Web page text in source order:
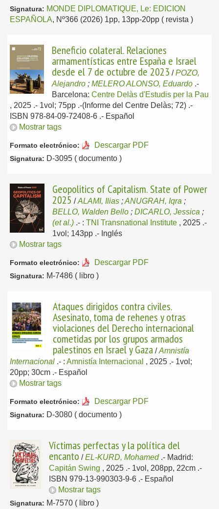
Signatura: MONDE DIPLOMATIQUE, Le: EDICION
ESPAÑOLA, Nº366 (2026) 1pp, 13pp-20pp ( revista )
Beneficio colateral. Relaciones
armamentísticas entre España e Israel
desde el 7 de octubre de 2023 /POZO,
Alejandro ; MELERO ALONSO, Eduardo .-
Barcelona: Centre Delàs d'Estudis per la Pau
, 2025 .- 1vol; 75pp .-(Informe del Centre Delàs; 72) .-
ISBN 978-84-09-72408-6 .- Español
Mostrar tags
Formato electrónico: Descargar PDF
Signatura: D-3095 ( documento )
Geopolitics of Capitalism. State of Power
2025 /ALAMI, Ilias ;ANUGRAH, Iqra ;
BELLO, Walden Bello ; DICARLO, Jessica ;
(et al.) .- : TNI Transnational Institute , 2025 .-
1vol; 143pp .- Inglés
Mostrar tags
Formato electrónico: Descargar PDF
Signatura: M-7486 ( libro )
Ataques dirigidos contra civiles.
Asesinato, toma de rehenes y otras
violaciones del Derecho internacional
cometidas por los grupos armados
palestinos en Israel y Gaza /Amnistía
Internacional .- : Amnistía Internacional , 2025 .- 1vol;
20pp; 30cm .- Español
Mostrar tags
Formato electrónico: Descargar PDF
Signatura: D-3080 ( documento )
Víctimas perfectas y la política del
encanto /EL-KURD, Mohamed .- Madrid:
Capitán Swing , 2025 .- 1vol, 208pp, 22cm .-
ISBN 979-13-990303-9-6 .- Español
Mostrar tags
Signatura: M-7570 ( libro )